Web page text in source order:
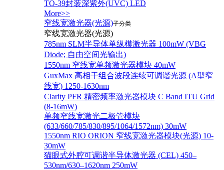
TO-39封装深紫外(UVC) LED
More>>
窄线宽激光器(光源)子分类
窄线宽激光器(光源)
785nm SLM半导体单纵模激光器 100mW (VBG
Diode; 自由空间光输出)
1550nm 窄线宽单频激光器模块 40mW
GuxMax 高相干组合波段连续可调谐光源 (A型窄
线宽) 1250-1630nm
Clarity PFR 精密频率激光器模块 C Band ITU Grid
(8-16mW)
单频窄线宽激光二极管模块
(633/660/785/830/895/1064/1572nm) 30mW
1550nm RIO ORION 窄线宽激光器模块(光源) 10-
30mW
猫眼式外腔可调谐半导体激光器 (CEL) 450–
530nm/630–1620nm 250mW